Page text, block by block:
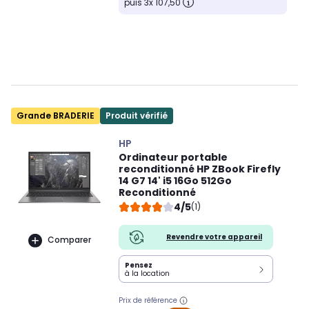
puis 3x 107,50
Grande BRADERIE Produit vérifié
Comparer
HP
Ordinateur portable
reconditionné HP ZBook Firefly
14 G7 14' i5 16Go 512Go
Reconditionné
4/5(1)
Revendre votre appareil
Pensez
à la location
Prix de référence